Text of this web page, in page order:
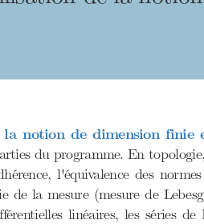
notion de dimension finie
du programme. En
l'équivalence des
de la mesure (mesure de
linéaires, les séries